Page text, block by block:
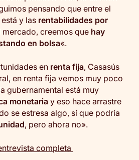
pensando que entre el
y las rentabilidades por
mercado, creemos que hay
en bolsa«.
en renta fija, Casasús
en renta fija vemos muy poco
gubernamental está muy
monetaria y eso hace arrastre
se estresa algo, sí que podría
, pero ahora no».
completa